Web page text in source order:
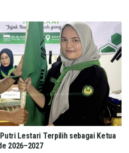
Putri Lestari Terpilih sebagai Ketua
2026–2027